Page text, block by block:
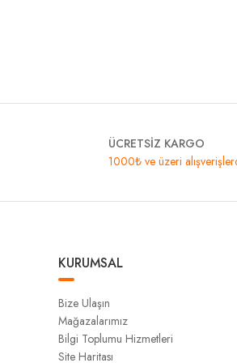
ÜCRETSİZ KARGO
1000₺ ve üzeri
KURUMSAL
Bize Ulaşın
Mağazalarımız
Bilgi Toplumu Hizmetleri
Site Haritası